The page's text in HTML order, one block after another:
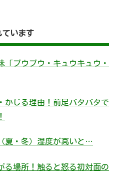
います
「ブウブウ・キュウキュウ・
かじる理由！前足バタバタで
夏・冬）湿度が高いと…
る場所！触ると怒る初対面の